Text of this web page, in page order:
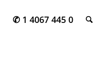
✆ 1 4067 445 0